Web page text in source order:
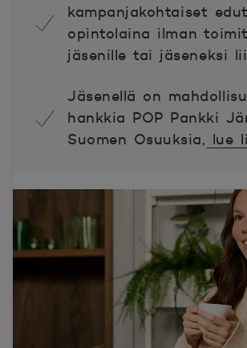
kampanjakohtaiset
opintolaina ilman
jäsenille tai jäseneksi
Jäsenellä on
hankkia POP Pankki
Suomen Osuuksia, lue